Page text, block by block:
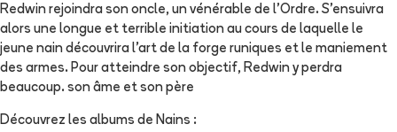
Redwin rejoindra son oncle, un vénérable de l'Ordre. S'ensuivra
alors une longue et terrible initiation au cours de laquelle le
jeune nain découvrira l'art de la forge runiques et le maniement
des armes. Pour atteindre son objectif, Redwin y perdra
beaucoup. son âme et son père
Découvrez les albums de Nains :